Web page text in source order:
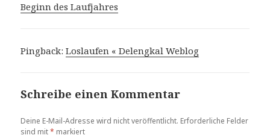
Beginn des Laufjahres
Pingback:Loslaufen « Delengkal Weblog
Schreibe einen Kommentar
Deine E-Mail-Adresse wird nicht veröffentlicht. Erforderliche Felder
sind mit* markiert